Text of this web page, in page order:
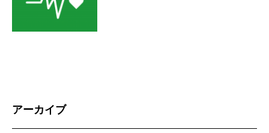
アーカイブ